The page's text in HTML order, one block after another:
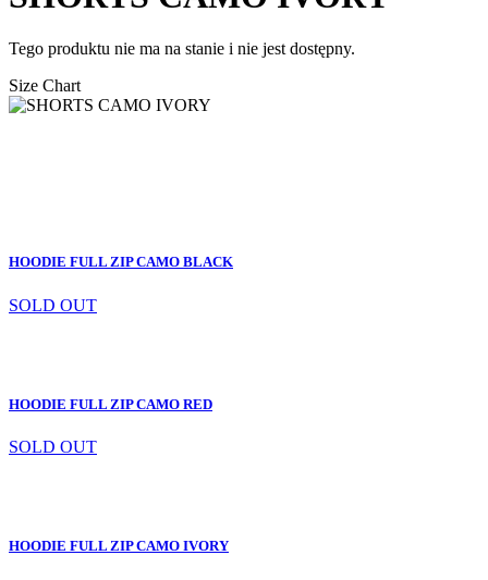
Tego produktu nie ma na stanie i nie jest dostępny.
Size Chart
HOODIE FULL ZIP CAMO BLACK
SOLD OUT
HOODIE FULL ZIP CAMO RED
SOLD OUT
HOODIE FULL ZIP CAMO IVORY